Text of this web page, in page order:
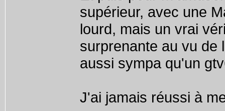
supérieur, avec une
lourd, mais un vrai
surprenante au vu de
aussi sympa qu'un
J'ai jamais réussi à